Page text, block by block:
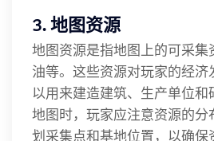
3. 地图资源
地图资源是指地图上的可采集
油等。这些资源对玩家的经济
以用来建造建筑、生产单位和
地图时，玩家应注意资源的分
划采集点和基地位置，以确保